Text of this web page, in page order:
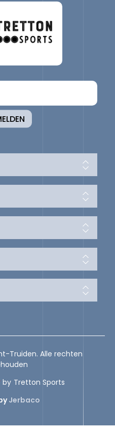
Truiden. Alle rechten
by Tretton Sports
Jerbaco